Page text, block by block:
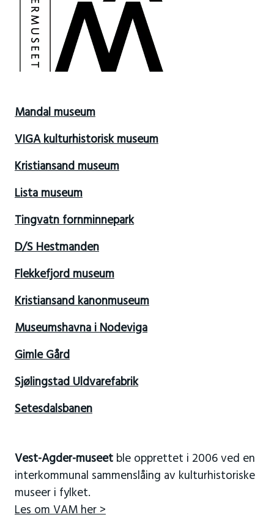
Mandal museum
VIGA kulturhistorisk museum
Kristiansand museum
Lista museum
Tingvatn fornminnepark
D/S Hestmanden
Flekkefjord museum
Kristiansand kanonmuseum
Museumshavna i Nodeviga
Gimle Gård
Sjølingstad Uldvarefabrik
Setesdalsbanen
Vest-Agder-museetble opprettet i 2006 ved en
interkommunal sammenslåing av kulturhistoriske
museer i fylket.
Les om VAM her >